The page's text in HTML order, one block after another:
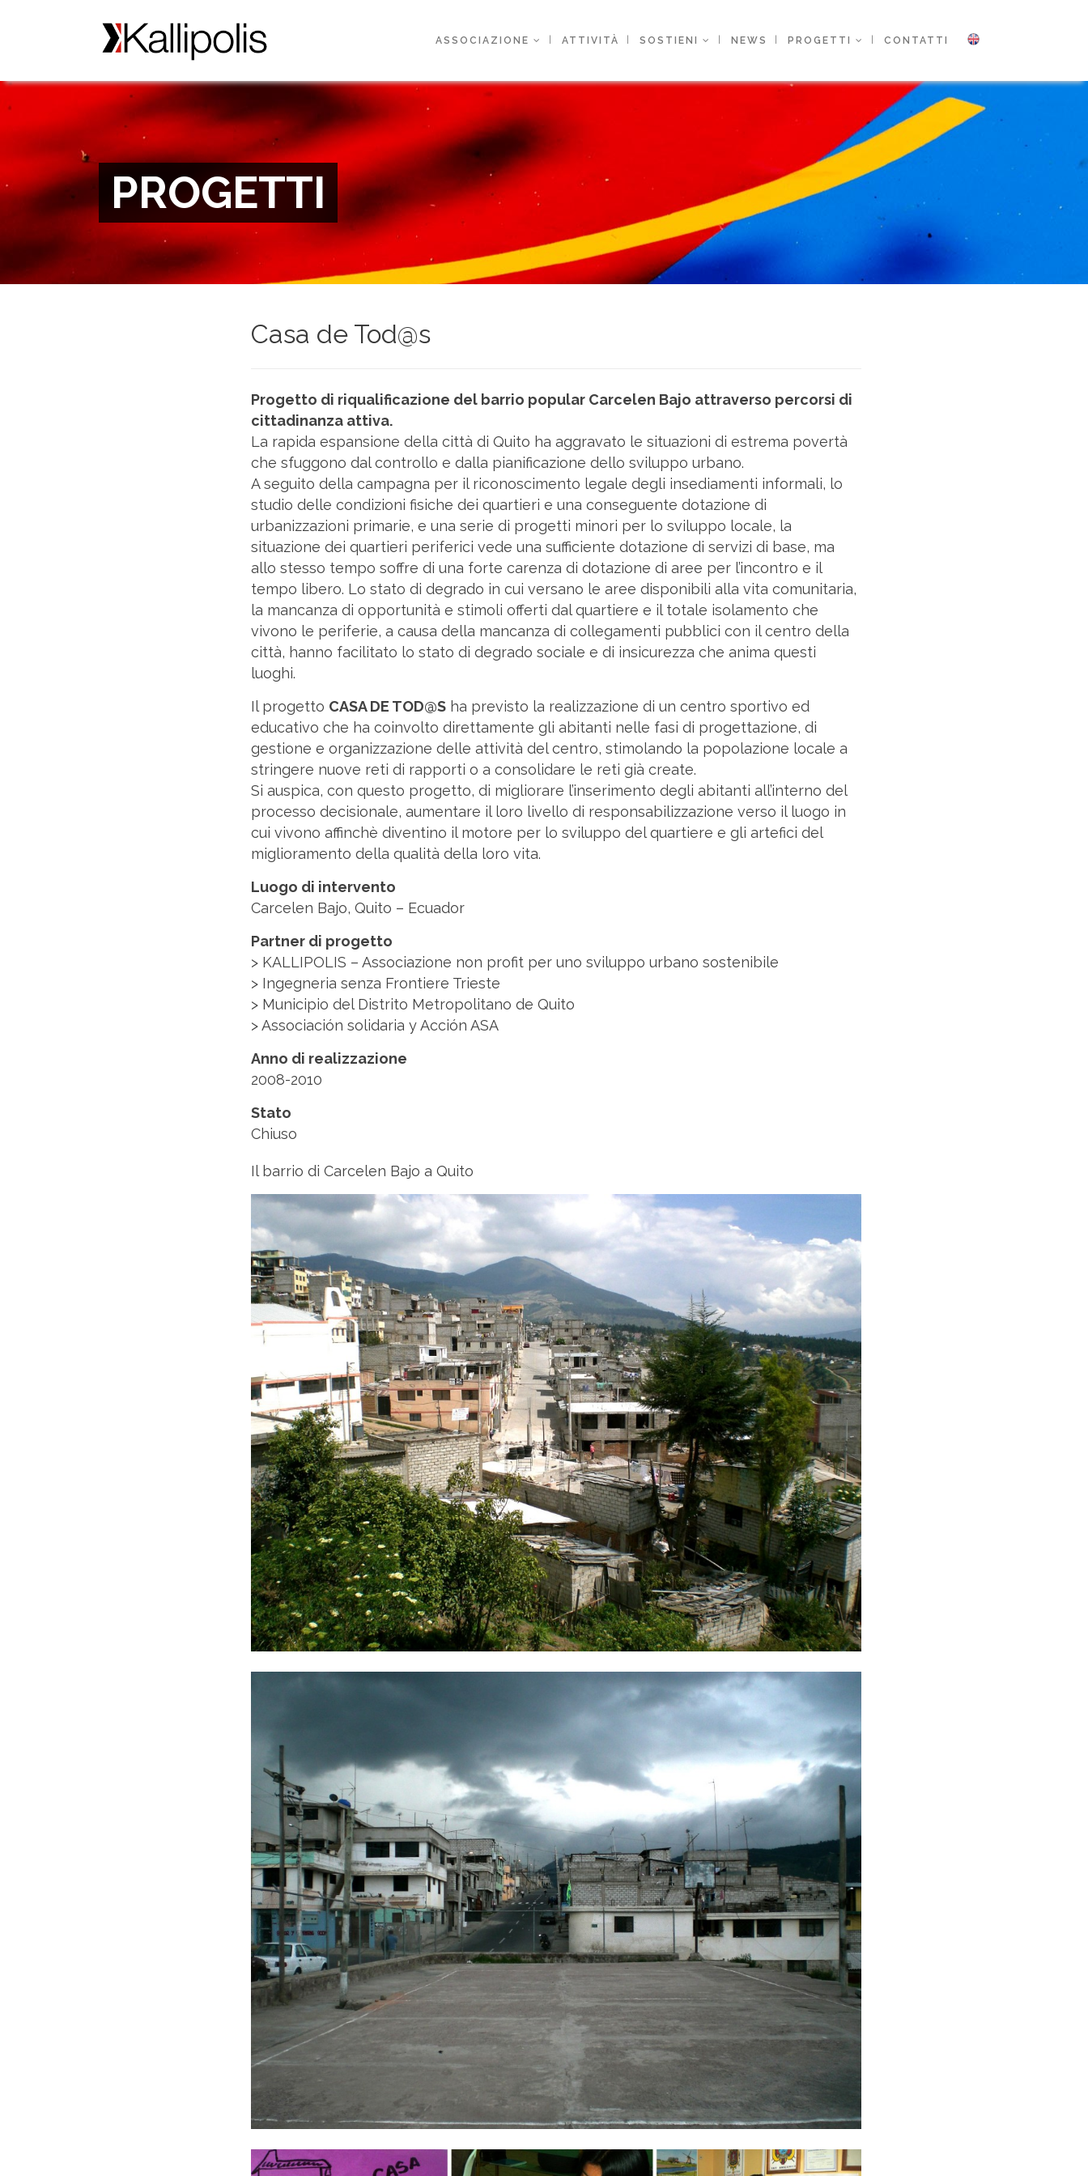
ASSOCIAZIONE ATTIVITÀ SOSTIENI NEWS PROGETTI CONTATTI
PROGETTI
Casa de Tod@s
Progetto di riqualificazione del barrio popular Carcelen Bajo attraverso percorsi di
cittadinanza attiva.
La rapida espansione della città di Quito ha aggravato le situazioni di estrema povertà
che sfuggono dal controllo e dalla pianificazione dello sviluppo urbano.
A seguito della campagna per il riconoscimento legale degli insediamenti informali, lo
studio delle condizioni fisiche dei quartieri e una conseguente dotazione di
urbanizzazioni primarie, e una serie di progetti minori per lo sviluppo locale, la
situazione dei quartieri periferici vede una sufficiente dotazione di servizi di base, ma
allo stesso tempo soffre di una forte carenza di dotazione di aree per l’incontro e il
tempo libero. Lo stato di degrado in cui versano le aree disponibili alla vita comunitaria,
la mancanza di opportunità e stimoli offerti dal quartiere e il totale isolamento che
vivono le periferie, a causa della mancanza di collegamenti pubblici con il centro della
città, hanno facilitato lo stato di degrado sociale e di insicurezza che anima questi
luoghi.
Il progetto CASA DE TOD@S ha previsto la realizzazione di un centro sportivo ed
educativo che ha coinvolto direttamente gli abitanti nelle fasi di progettazione, di
gestione e organizzazione delle attività del centro, stimolando la popolazione locale a
stringere nuove reti di rapporti o a consolidare le reti già create.
Si auspica, con questo progetto, di migliorare l’inserimento degli abitanti all’interno del
processo decisionale, aumentare il loro livello di responsabilizzazione verso il luogo in
cui vivono affinchè diventino il motore per lo sviluppo del quartiere e gli artefici del
miglioramento della qualità della loro vita.
Luogo di intervento
Carcelen Bajo, Quito – Ecuador
Partner di progetto
> KALLIPOLIS – Associazione non profit per uno sviluppo urbano sostenibile
> Ingegneria senza Frontiere Trieste
> Municipio del Distrito Metropolitano de Quito
> Associación solidaria y Acción ASA
Anno di realizzazione
2008-2010
Stato
Chiuso
Il barrio di Carcelen Bajo a Quito